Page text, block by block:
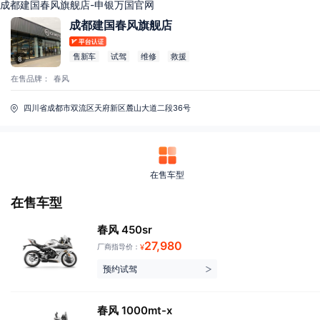
成都建国春风旗舰店-申银万国官网
8
成都建国春风旗舰店
售新车 试驾 维修 救援
在售品牌： 春风
四川省成都市双流区天府新区麓山大道二段36号
在售车型
在售车型
春风 450sr
厂商指导价： ¥27,980
预约试驾
春风 1000mt-x